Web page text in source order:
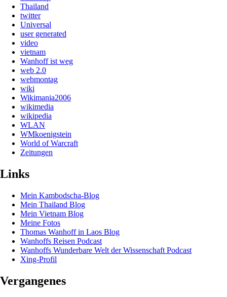
Thailand
twitter
Universal
user generated
video
vietnam
Wanhoff ist weg
web 2.0
webmontag
wiki
Wikimania2006
wikimedia
wikipedia
WLAN
WMkoenigstein
World of Warcraft
Zeitungen
Links
Mein Kambodscha-Blog
Mein Thailand Blog
Mein Vietnam Blog
Meine Fotos
Thomas Wanhoff in Laos Blog
Wanhoffs Reisen Podcast
Wanhoffs Wunderbare Welt der Wissenschaft Podcast
Xing-Profil
Vergangenes